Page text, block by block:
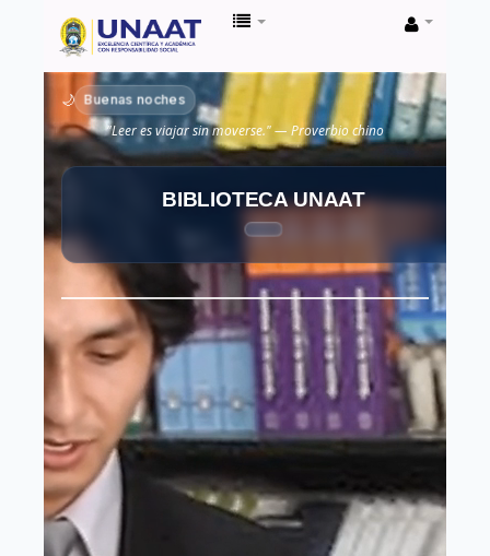
Biblioteca
Unaat
🌙 Buenas noches
"Leer es viajar sin moverse." — Proverbio chino
BIBLIOTECA UNAAT